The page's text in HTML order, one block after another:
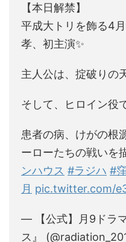
【本日解禁】
平成大トリを飾る4
孝、初主演✨
主人公は、掟破りの
そして、ヒロイン役
患者の病、けがの根
ーローたちの戦いを
ンハウス #ラジハ #
月 pic.twitter.com/
— 【公式】月9ドラ
ス』